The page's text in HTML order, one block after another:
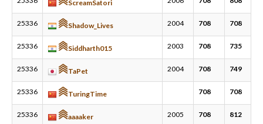
ScreamSatori
25336 Shadow_Lives 2004 708 708
25336 Siddharth015 2003 708 735
25336 TaPet 2004 708 749
25336 TuringTime 708 708
25336 aaaaker 2005 708 812